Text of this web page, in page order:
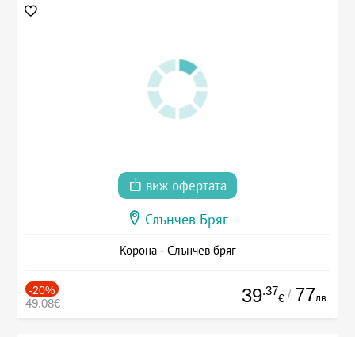
виж офертата
Слънчев Бряг
Корона - Слънчев бряг
-20%
49.08€ 39.37
€ / 77лв.